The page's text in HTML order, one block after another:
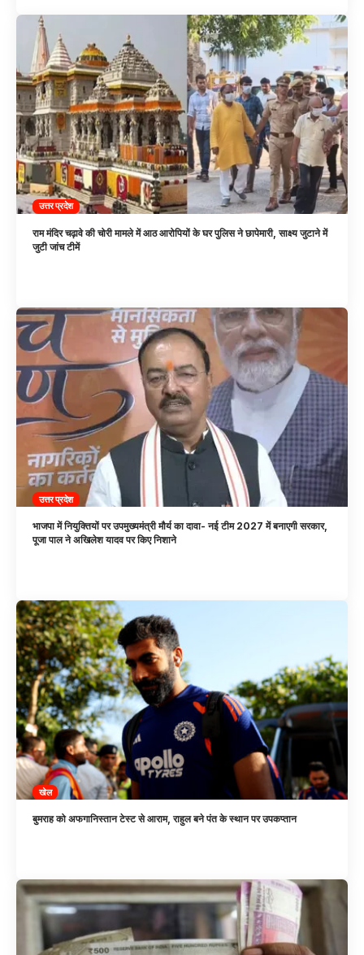
उत्तर प्रदेश
राम मंदिर चढ़ावे की चोरी मामले में आठ आरोपियों के घर पुलिस ने छापेमारी, साक्ष्य जुटाने में
जुटी जांच टीमें
उत्तर प्रदेश
भाजपा में नियुक्तियों पर उपमुख्यमंत्री मौर्य का दावा- नई टीम 2027 में बनाएगी सरकार,
पूजा पाल ने अखिलेश यादव पर किए निशाने
खेल
बुमराह को अफगानिस्तान टेस्ट से आराम, राहुल बने पंत के स्थान पर उपकप्तान